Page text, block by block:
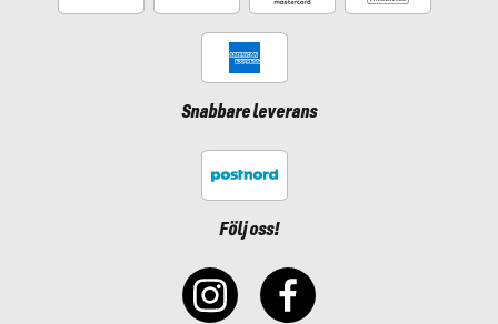
Snabbare leverans
Följ oss!